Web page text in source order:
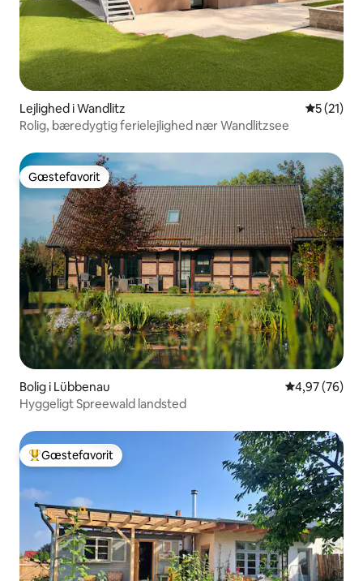
Lejlighed i Wandlitz 5 ud af 5
5 (21)
Rolig, bæredygtig ferielejlighed nær Wandlitzsee
Gæstefavorit
Gæstefavorit
Bolig i Lübbenau 4,97 ud af 5 i
4,97 (76)
Hyggeligt Spreewald landsted
Bedste gæstefavorit
Gæstefavorit